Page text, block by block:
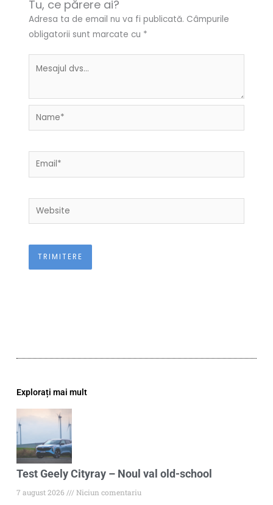
Tu, ce părere ai?
Adresa ta de email nu va fi publicată. Câmpurile
obligatorii sunt marcate cu *
Name*
Email*
Website
Explorați mai mult
Test Geely Cityray – Noul val old-school
7 august 2026
Niciun comentariu